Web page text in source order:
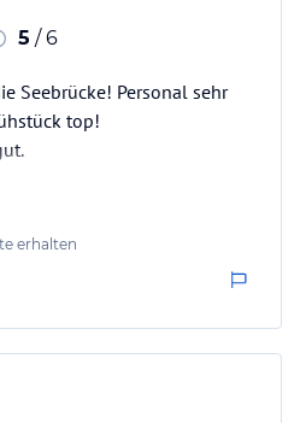
5 / 6
Seebrücke! Personal sehr
top!
erhalten